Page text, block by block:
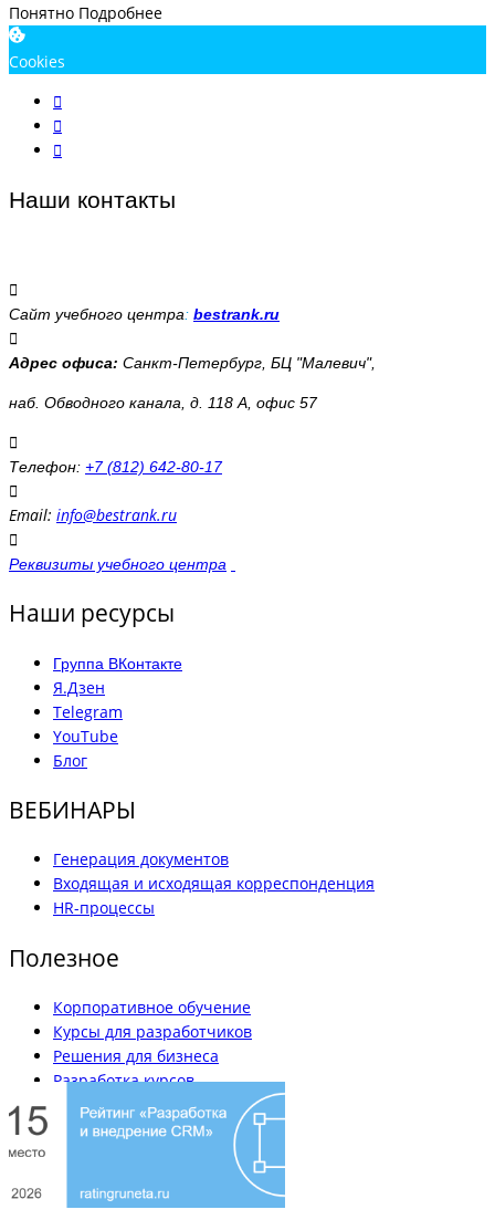
Понятно Подробнее
Cookies
Наши контакты
Сайт учебного центра: bestrank.ru
Адрес офиса: Санкт-Петербург, БЦ "Малевич",
наб. Обводного канала, д. 118 А, офис 57
Телефон: +7 (812) 642-80-17
Email: info@bestrank.ru
Реквизиты учебного центра
Наши ресурсы
Группа ВКонтакте
Я.Дзен
Telegram
YouTube
Блог
ВЕБИНАРЫ
Генерация документов
Входящая и исходящая корреспонденция
HR-процессы
Полезное
Корпоративное обучение
Курсы для разработчиков
Решения для бизнеса
Разработка курсов
Вакансии
Наши кейсы